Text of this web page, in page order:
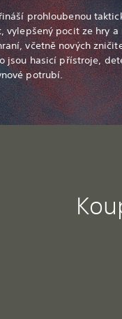
prohloubenou
vylepšený pocit ze hry a
včetně nových
jsou hasicí přístroje,
potrubí.